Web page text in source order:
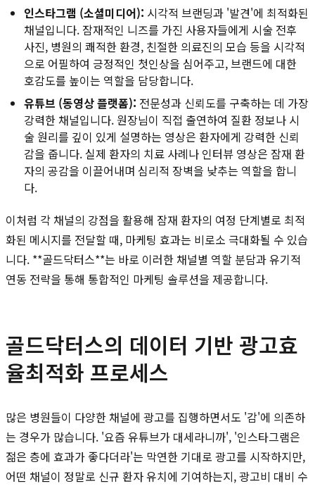
인스타그램 (소셜미디어): 시각적 브랜딩과 '발견'에 최적화된
채널입니다. 잠재적인 니즈를 가진 사용자들에게 시술 전후
사진, 병원의 쾌적한 환경, 친절한 의료진의 모습 등을 시각적
으로 어필하여 긍정적인 첫인상을 심어주고, 브랜드에 대한
호감도를 높이는 역할을 담당합니다.
유튜브 (동영상 플랫폼): 전문성과 신뢰도를 구축하는 데 가장
강력한 채널입니다. 원장님이 직접 출연하여 질환 정보나 시
술 원리를 깊이 있게 설명하는 영상은 환자에게 강력한 신뢰
감을 줍니다. 실제 환자의 치료 사례나 인터뷰 영상은 잠재 환
자의 공감을 이끌어내며 심리적 장벽을 낮추는 역할을 합니
다.
이처럼 각 채널의 강점을 활용해 잠재 환자의 여정 단계별로 최적
화된 메시지를 전달할 때, 마케팅 효과는 비로소 극대화될 수 있습
니다. **골드닥터스**는 바로 이러한 채널별 역할 분담과 유기적
연동 전략을 통해 통합적인 마케팅 솔루션을 제공합니다.
골드닥터스의 데이터 기반 광고효
율최적화 프로세스
많은 병원들이 다양한 채널에 광고를 집행하면서도 '감'에 의존하
는 경우가 많습니다. '요즘 유튜브가 대세라니까', '인스타그램은
젊은 층에 효과가 좋다더라'는 막연한 기대로 광고를 시작하지만,
어떤 채널이 정말로 신규 환자 유치에 기여하는지, 광고비 대비 수